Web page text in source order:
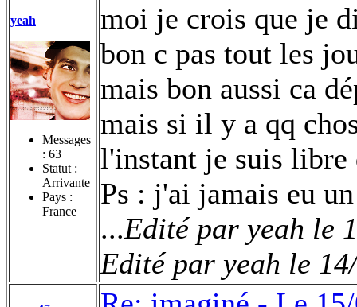
yeah
Messages
: 63
Statut :
Arrivante
Pays :
France
moi je crois que je
bon c pas tout les
mais bon aussi ca
mais si il y a qq
l'instant je suis
Ps : j'ai jamais eu
...Edité par yeah le
Edité par yeah le